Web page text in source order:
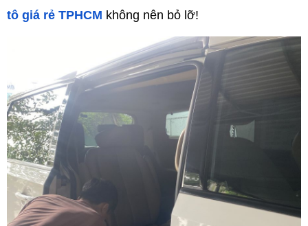
tô giá rẻ TPHCM không nên bỏ lỡ!